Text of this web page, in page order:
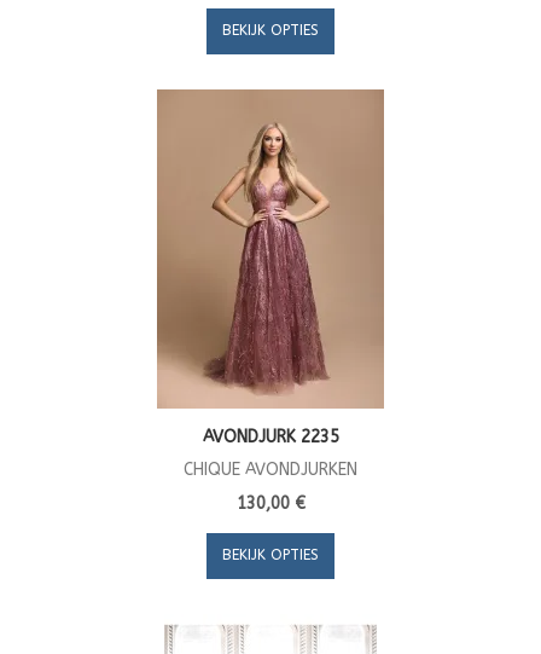
BEKIJK OPTIES
AVONDJURK 2235
CHIQUE AVONDJURKEN
130,00 €
BEKIJK OPTIES